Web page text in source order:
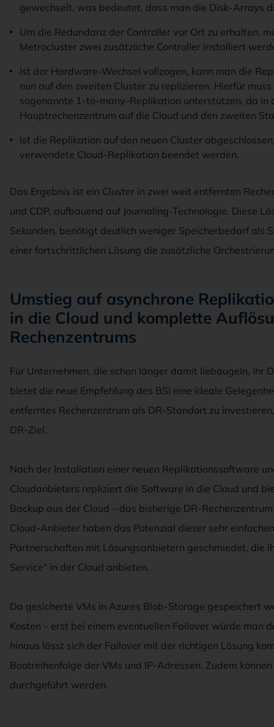
gewechselt, was bedeutet, dass man die Disk-Arrays
Um die Redundanz der Controller vor Ort zu erhalten,
Metrocluster zwei zusätzliche Controller installiert
Ist der Hardware-Wechsel vollzogen, kann man die
nun auf den zweiten Cluster zu replizieren. Hierfür
sogenannte 1-to-many-Replikation unterstützen, da in
Hauptrechenzentrum auf die Cloud und den zweiten
Ist die Replikation auf den neuen Cluster
verwendete Cloud-Replikation beendet werden.
Das Ergebnis ist ein Cluster in zwei weit entfernten
und CDP, aufbauend auf Journaling-Technologie. Diese
Sekunden, benötigt deutlich weniger Speicherbedarf als
einer fortschrittlichen Lösung die zusätzliche
Umstieg auf asynchrone
in die Cloud und komplette
Rechenzentrums
Für Unternehmen, die schon länger damit liebäugeln, ihr
bietet die neue Empfehlung des BSI eine ideale
entferntes Rechenzentrum als DR-Standort zu
DR-Ziel.
Nach der Installation einer neuen Replikationssoftware
Cloudanbieters repliziert die Software in die Cloud und
Backup aus der Cloud – das bisherige DR-
Cloud-Anbieter haben das Potenzial dieser sehr
Partnerschaften mit Lösungsanbietern geschmiedet, die
Service“ in der Cloud anbieten.
Da gesicherte VMs in Azures Blob-Storage gespeichert
Kosten – erst bei einem eventuellen Failover würde man
hinaus lässt sich der Failover mit der richtigen Lösung
Bootreihenfolge der VMs und IP-Adressen. Zudem
durchgeführt werden.